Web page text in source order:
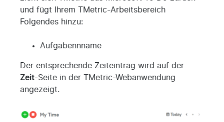
und fügt Ihrem TMetric-Arbeitsbereich
Folgendes hinzu:
Aufgabennname
Der entsprechende Zeiteintrag wird auf der
Zeit-Seite in der TMetric-Webanwendung
angezeigt.